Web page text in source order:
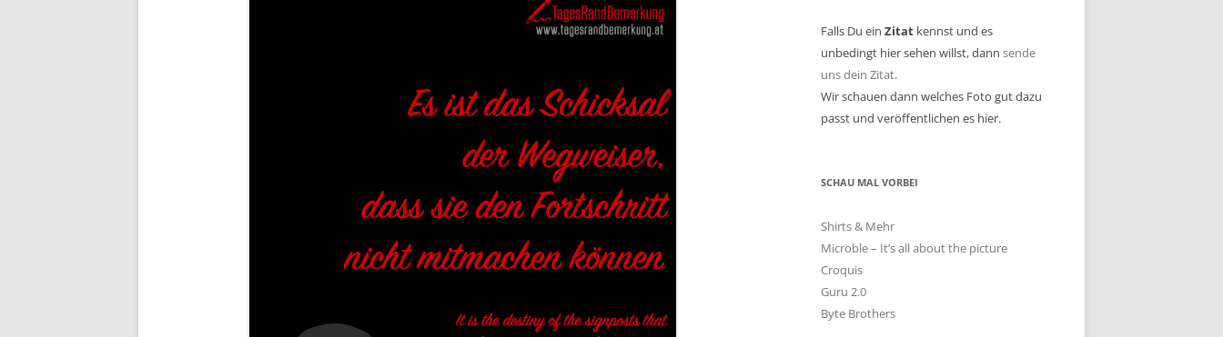
Falls Du ein Zitat kennst und es
unbedingt hier sehen willst, dann sende
uns dein Zitat.
Wir schauen dann welches Foto gut dazu
passt und veröffentlichen es hier.
SCHAU MAL VORBEI
Shirts & Mehr
Microble – It’s all about the picture
Croquis
Guru 2.0
Byte Brothers